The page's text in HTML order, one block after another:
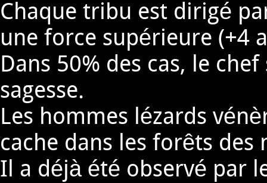
Chaque tribu est dirigé
une force supérieure (+4
Dans 50% des cas, le
sagesse.
Les hommes lézards
cache dans les forêts
Il a déjà été observé par